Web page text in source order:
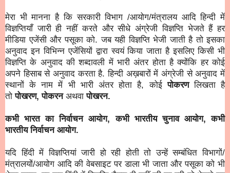
मेरा भी मानना है किसरकारी विभाग /आयोग/मंत्रालयआदि हिन्दी में
विज्ञप्तियाँ जारी ही नहीं करते और सीधे अंग्रेजी विज्ञप्ति भेजते हैं हर
मीडिया एजेंसी और पसूका को. जब यही विज्ञप्ति भेजी जाती है तो इसका
अनुवाद इन विभिन्न एजेंसियों द्वारा स्वयं किया जाता है इसलिए किसी भी
विज्ञप्ति के अनुवाद की शब्दावली में भारी अंतर होता है क्योंकि हर कोई
अपने हिसाब से अनुवाद करता है. हिन्दी अख़बारों में अंग्रेजी से अनुवाद में
स्थानों के नाम में भी भारी अंतर होता है, कोईपोकरणलिखता है
तोपोखरण, पोकरन अथवापोखरन.
कभी भारत का निर्वाचन आयोग, कभी भारतीय चुनाव आयोग, कभी
भारतीय निर्वाचन आयोग.
यदि हिंदी में विज्ञप्तियां जारी हो रही होती तो उन्हें सम्बंधित विभागों/
मंत्रालयों/आयोग आदि की वेबसाइट पर डाला भी जाता और पसूका को भी